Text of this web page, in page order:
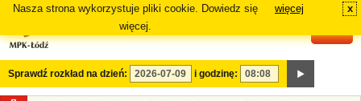
Nasza strona wykorzystuje pliki cookie. Dowiedz się
więcej.
więcej x
Sprawdź rozkład na dzień: i godzinę: